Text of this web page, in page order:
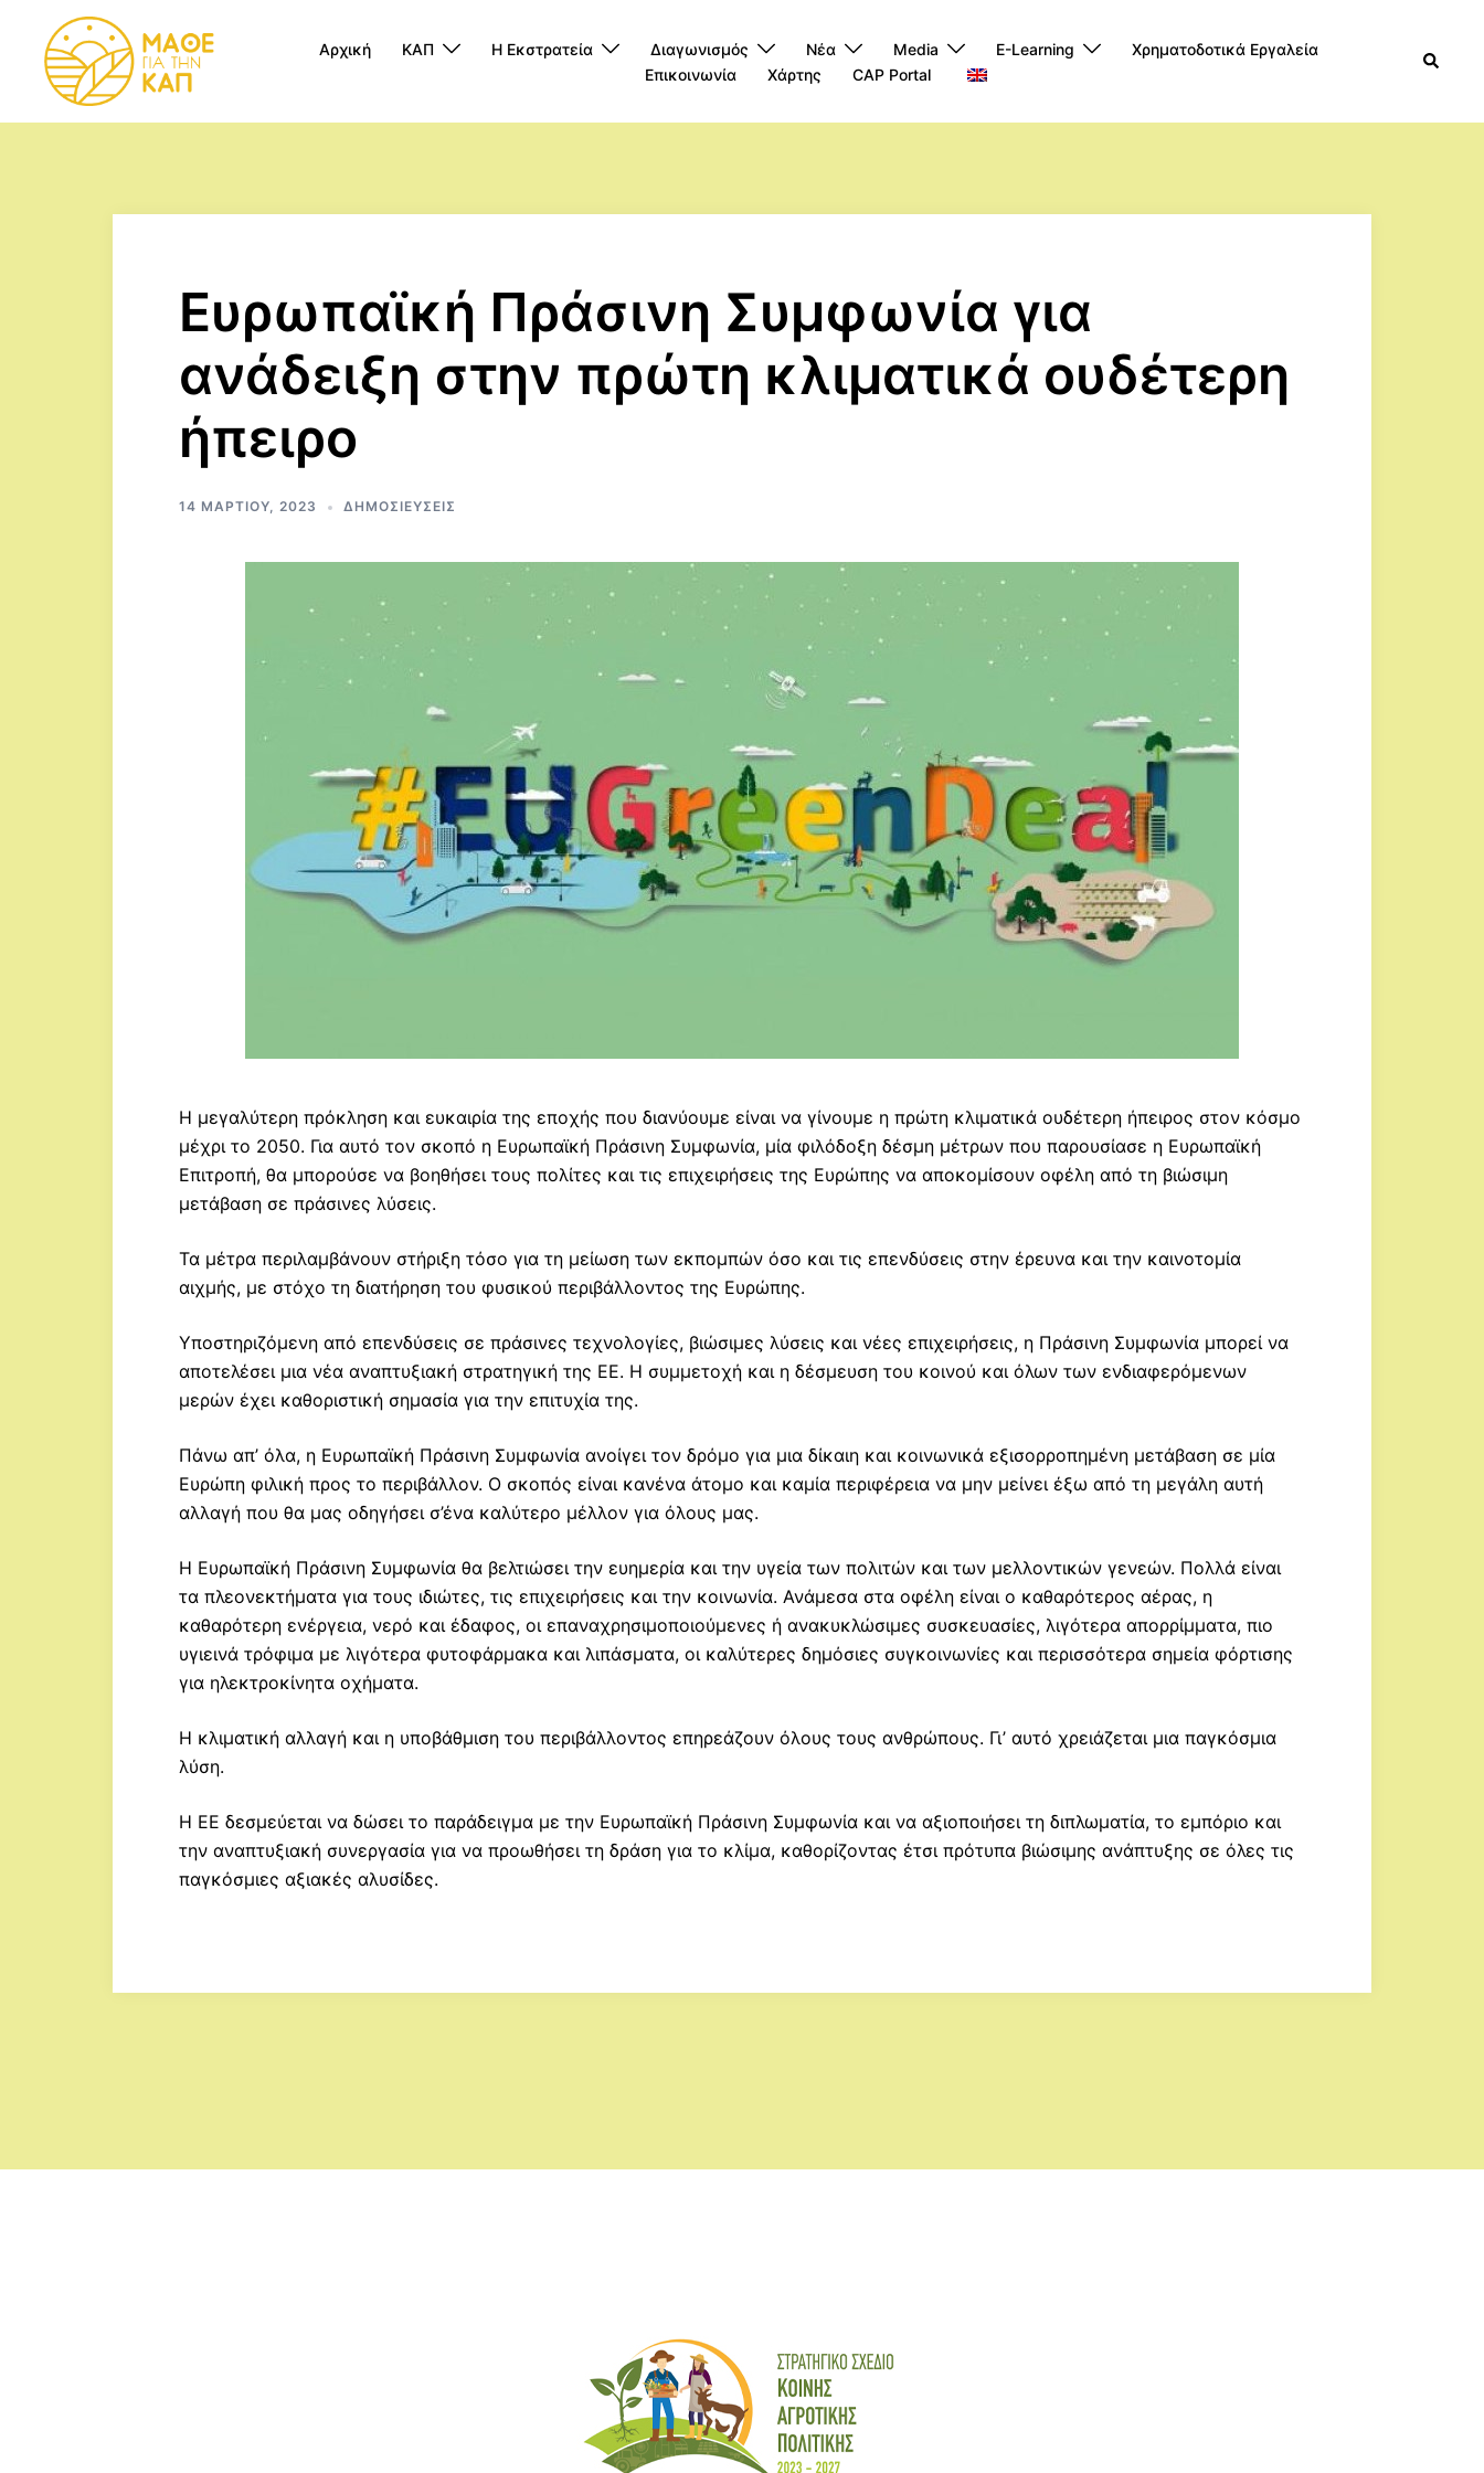
content
Αρχική ΚΑΠ Η Εκστρατεία Διαγωνισμός Νέα Media E-Learning
Χρηματοδοτικά Εργαλεία
Επικοινωνία
Χάρτης CAP Portal
Search
Ευρωπαϊκή Πράσινη Συμφωνία για
ανάδειξη στην πρώτη κλιματικά ουδέτερη
ήπειρο
14 ΜΑΡΤΊΟΥ, 2023 ΔΗΜΟΣΙΕΎΣΕΙΣ
Η μεγαλύτερη πρόκληση και ευκαιρία της εποχής που διανύουμε είναι να γίνουμε η πρώτη κλιματικά ουδέτερη ήπειρος στον κόσμο
μέχρι το 2050. Για αυτό τον σκοπό η Ευρωπαϊκή Πράσινη Συμφωνία, μία φιλόδοξη δέσμη μέτρων που παρουσίασε η Ευρωπαϊκή
Επιτροπή, θα μπορούσε να βοηθήσει τους πολίτες και τις επιχειρήσεις της Ευρώπης να αποκομίσουν οφέλη από τη βιώσιμη
μετάβαση σε πράσινες λύσεις.
Τα μέτρα περιλαμβάνουν στήριξη τόσο για τη μείωση των εκπομπών όσο και τις επενδύσεις στην έρευνα και την καινοτομία
αιχμής, με στόχο τη διατήρηση του φυσικού περιβάλλοντος της Ευρώπης.
Υποστηριζόμενη από επενδύσεις σε πράσινες τεχνολογίες, βιώσιμες λύσεις και νέες επιχειρήσεις, η Πράσινη Συμφωνία μπορεί να
αποτελέσει μια νέα αναπτυξιακή στρατηγική της ΕΕ. Η συμμετοχή και η δέσμευση του κοινού και όλων των ενδιαφερόμενων
μερών έχει καθοριστική σημασία για την επιτυχία της.
Πάνω απ’ όλα, η Ευρωπαϊκή Πράσινη Συμφωνία ανοίγει τον δρόμο για μια δίκαιη και κοινωνικά εξισορροπημένη μετάβαση σε μία
Ευρώπη φιλική προς το περιβάλλον. Ο σκοπός είναι κανένα άτομο και καμία περιφέρεια να μην μείνει έξω από τη μεγάλη αυτή
αλλαγή που θα μας οδηγήσει σ’ένα καλύτερο μέλλον για όλους μας.
Η Ευρωπαϊκή Πράσινη Συμφωνία θα βελτιώσει την ευημερία και την υγεία των πολιτών και των μελλοντικών γενεών. Πολλά είναι
τα πλεονεκτήματα για τους ιδιώτες, τις επιχειρήσεις και την κοινωνία. Ανάμεσα στα οφέλη είναι ο καθαρότερος αέρας, η
καθαρότερη ενέργεια, νερό και έδαφος, οι επαναχρησιμοποιούμενες ή ανακυκλώσιμες συσκευασίες, λιγότερα απορρίμματα, πιο
υγιεινά τρόφιμα με λιγότερα φυτοφάρμακα και λιπάσματα, οι καλύτερες δημόσιες συγκοινωνίες και περισσότερα σημεία φόρτισης
για ηλεκτροκίνητα οχήματα.
Η κλιματική αλλαγή και η υποβάθμιση του περιβάλλοντος επηρεάζουν όλους τους ανθρώπους. Γι’ αυτό χρειάζεται μια παγκόσμια
λύση.
Η ΕΕ δεσμεύεται να δώσει το παράδειγμα με την Ευρωπαϊκή Πράσινη Συμφωνία και να αξιοποιήσει τη διπλωματία, το εμπόριο και
την αναπτυξιακή συνεργασία για να προωθήσει τη δράση για το κλίμα, καθορίζοντας έτσι πρότυπα βιώσιμης ανάπτυξης σε όλες τις
παγκόσμιες αξιακές αλυσίδες.